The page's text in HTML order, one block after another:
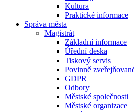
Kultura
Praktické informace
Správa města
Magistrát
Základní informace
Úřední deska
Tiskový servis
Povinně
GDPR
Odbory
Městské společnosti
Městské organizace